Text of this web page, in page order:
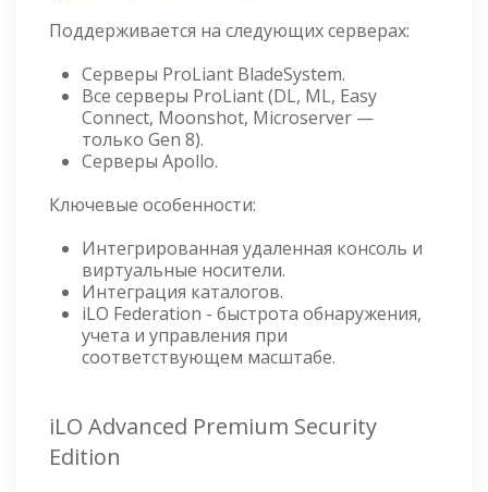
Поддерживается на следующих серверах:
Серверы ProLiant BladeSystem.
Все серверы ProLiant (DL, ML, Easy
Connect, Moonshot, Microserver —
только Gen 8).
Серверы Apollo.
Ключевые особенности:
Интегрированная удаленная консоль и
виртуальные носители.
Интеграция каталогов.
iLO Federation - быстрота обнаружения,
учета и управления при
соответствующем масштабе.
iLO Advanced Premium Security
Edition